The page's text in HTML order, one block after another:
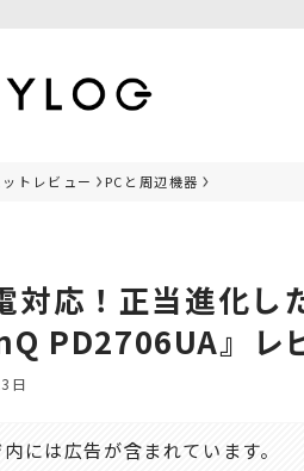
トレビュー PCと周辺機器
対応！正当進化し
PD2706UA』レ
日
には広告が含まれています。